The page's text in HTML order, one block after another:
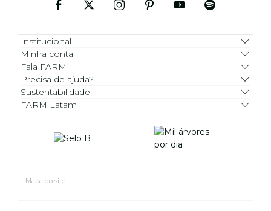
Institucional
Minha conta
Fala FARM
Precisa de ajuda?
Sustentabilidade
FARM Latam
Mapa do site